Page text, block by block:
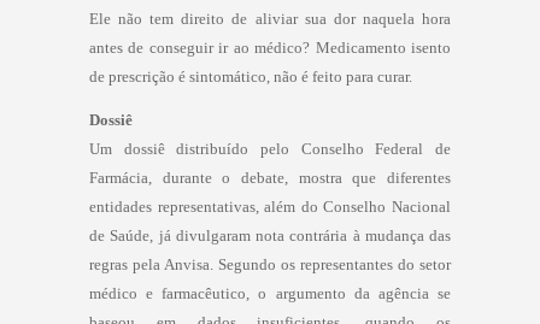
Ele não tem direito de aliviar sua dor naquela hora
antes de conseguir ir ao médico? Medicamento isento
de prescrição é sintomático, não é feito para curar.
Dossiê
Um dossiê distribuído pelo Conselho Federal de
Farmácia, durante o debate, mostra que diferentes
entidades representativas, além do Conselho Nacional
de Saúde, já divulgaram nota contrária à mudança das
regras pela Anvisa. Segundo os representantes do setor
médico e farmacêutico, o argumento da agência se